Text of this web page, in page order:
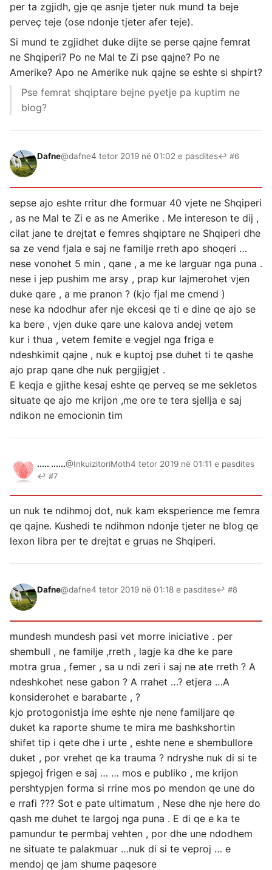
per ta zgjidh, gje qe asnje tjeter nuk mund ta beje
perveç teje (ose ndonje tjeter afer teje).
Si mund te zgjidhet duke dijte se perse qajne femrat
ne Shqiperi? Po ne Mal te Zi pse qajne? Po ne
Amerike? Apo ne Amerike nuk qajne se eshte si shpirt?
Pse femrat shqiptare bejne pyetje pa kuptim ne
blog?
Dafne@dafne4 tetor 2019 në 01:02 e pasdites↩ #6
sepse ajo eshte rritur dhe formuar 40 vjete ne Shqiperi
, as ne Mal te Zi e as ne Amerike . Me intereson te dij ,
cilat jane te drejtat e femres shqiptare ne Shqiperi dhe
sa ze vend fjala e saj ne familje rreth apo shoqeri …
nese vonohet 5 min , qane , a me ke larguar nga puna .
nese i jep pushim me arsy , prap kur lajmerohet vjen
duke qare , a me pranon ? (kjo fjal me cmend )
nese ka ndodhur afer nje ekcesi qe ti e dine qe ajo se
ka bere , vjen duke qare une kalova andej vetem
kur i thua , vetem femite e vegjel nga friga e
ndeshkimit qajne , nuk e kuptoj pse duhet ti te qashe
ajo prap qane dhe nuk pergjigjet .
E keqja e gjithe kesaj eshte qe perveq se me sekletos
situate qe ajo me krijon ,me ore te tera sjellja e saj
ndikon ne emocionin tim
..... ......@InkuizitoriMoth4 tetor 2019 në 01:11 e pasdites
↩ #7
un nuk te ndihmoj dot, nuk kam eksperience me femra
qe qajne. Kushedi te ndihmon ndonje tjeter ne blog qe
lexon libra per te drejtat e gruas ne Shqiperi.
Dafne@dafne4 tetor 2019 në 01:18 e pasdites↩ #8
mundesh mundesh pasi vet morre iniciative . per
shembull , ne familje ,rreth , lagje ka dhe ke pare
motra grua , femer , sa u ndi zeri i saj ne ate rreth ? A
ndeshkohet nese gabon ? A rrahet …? etjera …A
konsiderohet e barabarte , ?
kjo protogonistja ime eshte nje nene familjare qe
duket ka raporte shume te mira me bashkshortin
shifet tip i qete dhe i urte , eshte nene e shembullore
duket , por vrehet qe ka trauma ? ndryshe nuk di si te
spjegoj frigen e saj … … mos e publiko , me krijon
pershtypjen forma si rrine mos po mendon qe une do
e rrafi ??? Sot e pate ultimatum , Nese dhe nje here do
qash me duhet te largoj nga puna . E di qe e ka te
pamundur te permbaj vehten , por dhe une ndodhem
ne situate te palakmuar …nuk di si te veproj … e
mendoj qe jam shume paqesore